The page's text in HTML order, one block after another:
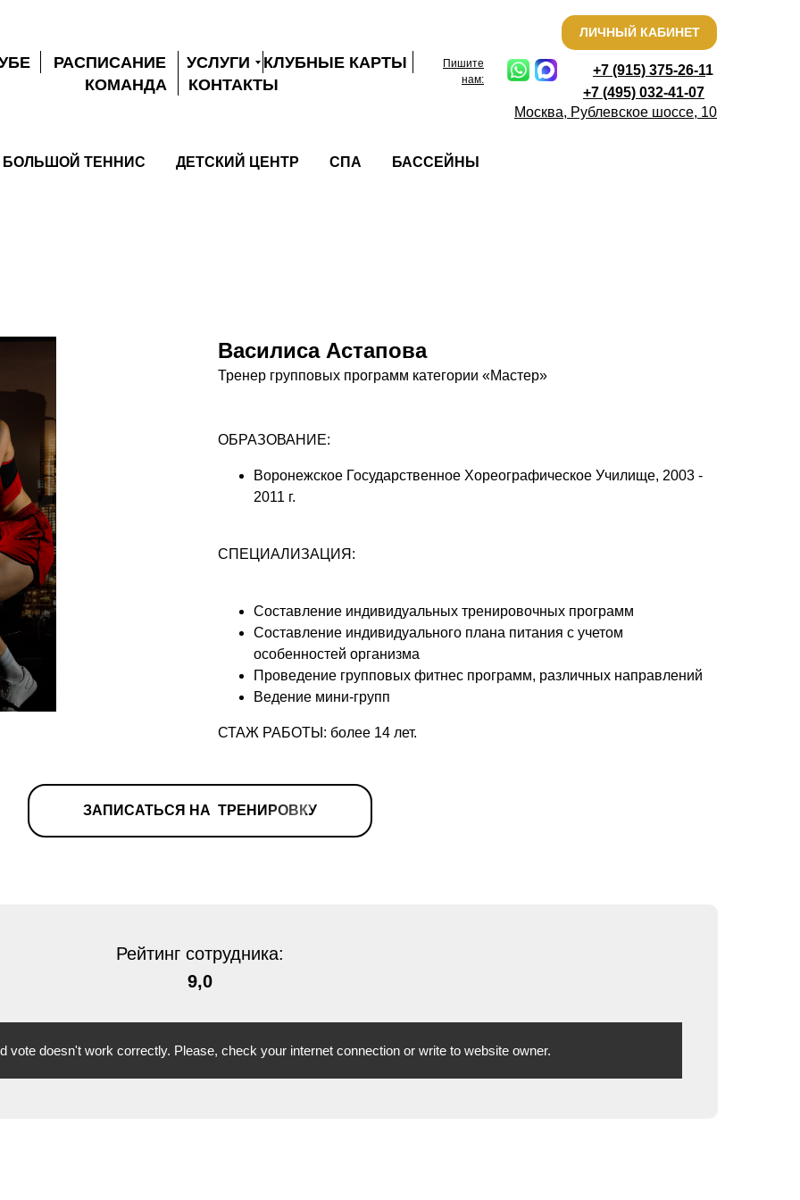
Москва, Рублевское шоссе, 10
Пишите
нам:
+7 (495) 032-41-07
+7 (915) 375-26-11
РАСПИСАНИЕ УСЛУГИ
КЛУБНЫЕ КАРТЫ
КОМАНДА
КОНТАКТЫ
ЛИЧНЫЙ КАБИНЕТ
БОЛЬШОЙ ТЕННИС ДЕТСКИЙ ЦЕНТР СПА БАССЕЙНЫ
Василиса Астапова
Тренер групповых программ категории «Мастер»
ОБРАЗОВАНИЕ:
Воронежское Государственное Хореографическое Училище, 2003 -
2011 г.
СПЕЦИАЛИЗАЦИЯ:
Составление индивидуальных тренировочных программ
Составление индивидуального плана питания с учетом
особенностей организма
Проведение групповых фитнес программ, различных направлений
Ведение мини-групп
СТАЖ РАБОТЫ: более 14 лет.
ЗАПИСАТЬСЯ НА ТРЕНИРОВКУ
Рейтинг сотрудника:
9,0
vote doesn't work correctly. Please, check your internet connection or write to website owner.